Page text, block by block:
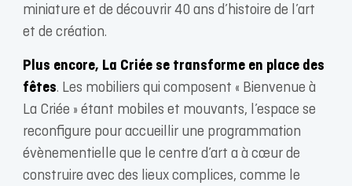
miniature et de découvrir 40 ans d’histoire de l’art
et de création.
Plus encore, La Criée se transforme en place des
fêtes. Les mobiliers qui composent « Bienvenue à
La Criée » étant mobiles et mouvants, l’espace se
reconfigure pour accueillir une programmation
évènementielle que le centre d’art a à cœur de
construire avec des lieux complices, comme le